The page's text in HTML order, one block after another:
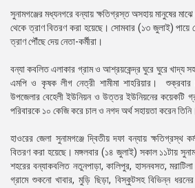
সুনামগঞ্জের মধ্যনগরে বন্যায় ক্ষতিগ্রস্ত অসহায় মানুষের
থেকে ত্রাণ বিতরণ করা হয়েছে। সোমবার (১৩ জুলাই) পায়ে
ত্রাণ পৌঁছে দেয় নেতা-কর্মীরা।
বন্যা কবলিত এলাকার গ্রাম ও আশ্রয়কেন্দ্র ঘুরে ঘুরে খাদ্য
এমপি ও কৃষক লীগ নেত্রী শামীমা শাহরিয়ার। শুক্রবার
উপজেলার বেহেলী ইউনিয়ন ও উত্তর ইউনিয়নের কয়েকটি
পরিবারকে ১০ কেজি করে চাল ও নগদ অর্থ সহায়তা করেন
হাওরের জেলা সুনামগঞ্জে দ্বিতীয় দফা বন্যায় ক্ষতিগ্রস্থ
বিতরণ করা হয়েছে। মঙ্গলবার (১৪ জুলাই) সকাল ১১টায়
শহরের বন্যাকবলিত নতুনপাড়া, কালিপুর, হাসনবসত,
গ্রামে শুকনো খাবার, মুড়ি ছিড়া, বিস্কুটসহ বিভিন্ন